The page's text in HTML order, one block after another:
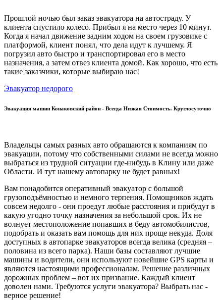
Прошлой ночью был заказ эвакуатора на автостраду. У
клиента спустило колесо. Прибыл я на место через 10 минут.
Когда я начал движение задним ходом на своем грузовике с
платформой, клиент понял, что дела идут к лучшему. Я
погрузил авто быстро и транспортировал его в место
назначения, а затем отвез клиента домой. Как хорошо, что есть
такие заказчики, которые выбираю нас!
Эвакуатор недорого
Эвакуация машин Конаковский район - Всегда Низкая Стоимость. Круглосуточно
Владельцы самых разных авто обращаются к компаниям по
эвакуации, потому что собственными силами не всегда можно
выбраться из трудной ситуации где-нибудь в Клину или даже
Области. И тут нашему автопарку не будет равных!
Вам понадобится оперативный эвакуатор с большой
грузоподъёмностью и немного терпения. Помощников ждать
совсем недолго - они проедут любые расстояния и прибудут в
какую угодно точку назначения за небольшой срок. Их не
волнует местоположение попавших в беду автомобилистов,
подобрать и оказать вам помощь для них проще некуда. Доля
доступных в автопарке эвакуаторов всегда велика (средняя –
половина из всего парка). Наши базы составляют лучшие
машины и водители, они используют новейшие GPS карты и
являются настоящими профессионалам. Решение различных
дорожных проблем – вот их призвание. Каждый клиент
доволен нами. Требуются услуги эвакуатора? Выбрать нас -
верное решение!